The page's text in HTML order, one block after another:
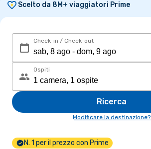
Scelto da 8M+ viaggiatori Prime
Check-in / Check-out
Ospiti
Ricerca
Modificare la destinazione?
N. 1 per il prezzo con Prime